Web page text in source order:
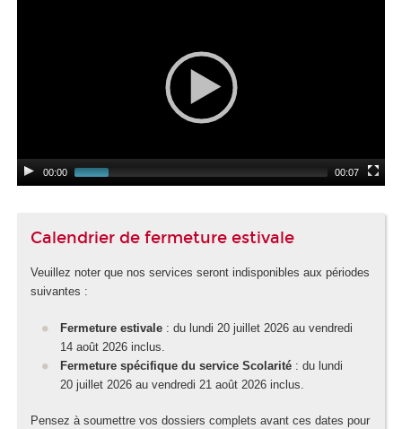
00:00 00:07
Calendrier de fermeture estivale
Veuillez noter que nos services seront indisponibles aux périodes
suivantes :
Fermeture estivale : du lundi 20 juillet 2026 au vendredi
14 août 2026 inclus.
Fermeture spécifique du service Scolarité: du lundi
20 juillet 2026 au vendredi 21 août 2026 inclus.
Pensez à soumettre vos dossiers complets avant ces dates pour